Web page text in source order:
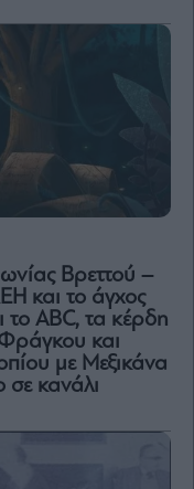
Βρεττού –
και το άγχος
το ABC, τα κέρδη
και
με Μεξικάνα
σε κανάλι